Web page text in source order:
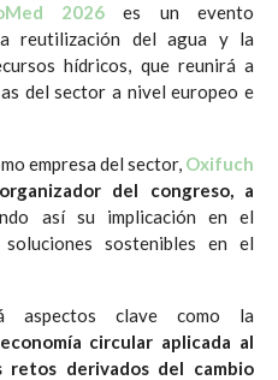
2026es un evento
reutilización del agua y la
hídricos, que reunirá a
del sector a nivel europeo e
empresa del sector, Oxifuch
del congreso, a
así su implicación en el
sostenibles en el
aspectos clave como la
circular aplicada al
derivados del cambio